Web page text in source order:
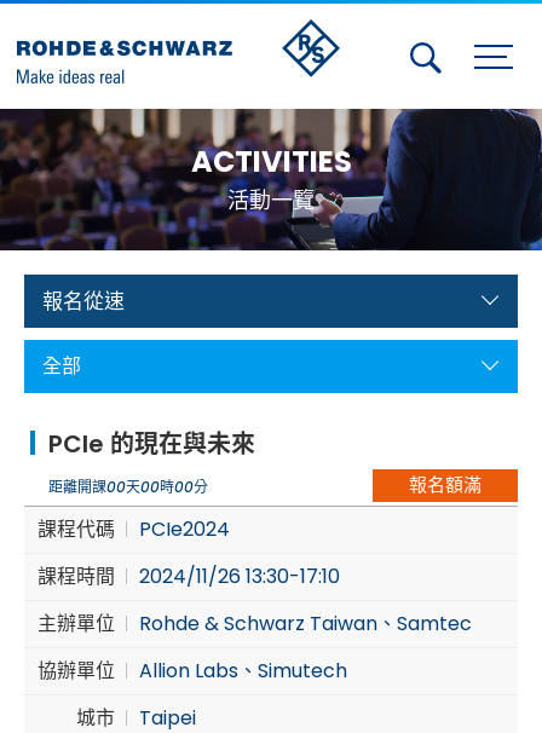
Activities
Contact Us
Member
Calendar
Member Login
Aerospace | Defense | Security
Broadcast and Media
Cybersecurity
ACTIVITIES
活動一覽
報名從速
全部
PCIe 的現在與未來
距離開課00天00時00分 報名額滿
課程代碼
PCIe2024
課程時間
2024/11/26 13:30-17:10
主辦單位
Rohde & Schwarz Taiwan、Samtec
協辦單位
Allion Labs、Simutech
城市
Taipei